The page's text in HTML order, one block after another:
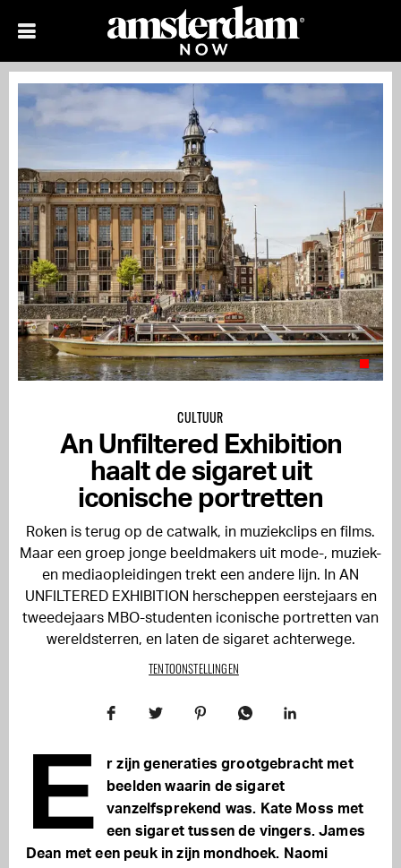
CULTUUR
An Unfiltered Exhibition
haalt de sigaret uit
iconische portretten
Roken is terug op de catwalk, in muziekclips en films.
Maar een groep jonge beeldmakers uit mode-, muziek-
en mediaopleidingen trekt een andere lijn. In AN
UNFILTERED EXHIBITION herscheppen eerstejaars en
tweedejaars MBO-studenten iconische portretten van
wereldsterren, en laten de sigaret achterwege.
TENTOONSTELLINGEN
E
r zijn generaties grootgebracht met
beelden waarin de sigaret
vanzelfsprekend was. Kate Moss met
een sigaret tussen de vingers. James
Dean met een peuk in zijn mondhoek. Naomi